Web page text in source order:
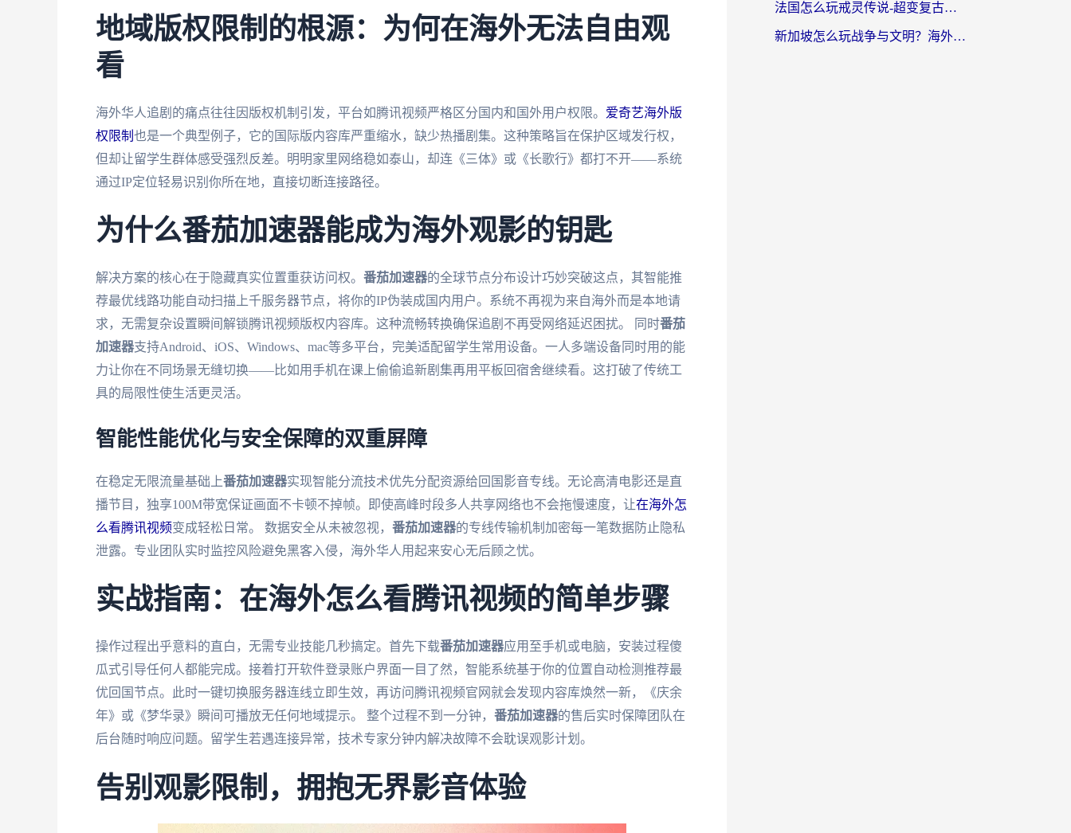
地域版权限制的根源：为何在海外无法自由观
看
海外华人追剧的痛点往往因版权机制引发，平台如腾讯视频严格区分国内和国外用户权限。 爱奇艺海外版
权限制 也是一个典型例子，它的国际版内容库严重缩水，缺少热播剧集。这种策略旨在保护区域发行权，
但却让留学生群体感受强烈反差。明明家里网络稳如泰山，却连《三体》或《长歌行》都打不开——系统
通过IP定位轻易识别你所在地，直接切断连接路径。
为什么番茄加速器能成为海外观影的钥匙
解决方案的核心在于隐藏真实位置重获访问权。 番茄加速器的全球节点分布设计巧妙突破这点，其智能推
荐最优线路功能自动扫描上千服务器节点，将你的IP伪装成国内用户。系统不再视为来自海外而是本地请
求，无需复杂设置瞬间解锁腾讯视频版权内容库。这种流畅转换确保追剧不再受网络延迟困扰。 同时番茄
加速器支持Android、iOS、Windows、mac等多平台，完美适配留学生常用设备。一人多端设备同时用的能
力让你在不同场景无缝切换——比如用手机在课上偷偷追新剧集再用平板回宿舍继续看。这打破了传统工
具的局限性使生活更灵活。
智能性能优化与安全保障的双重屏障
在稳定无限流量基础上番茄加速器实现智能分流技术优先分配资源给回国影音专线。无论高清电影还是直
播节目，独享100M带宽保证画面不卡顿不掉帧。即使高峰时段多人共享网络也不会拖慢速度，让在海外怎
么看腾讯视频变成轻松日常。 数据安全从未被忽视， 番茄加速器的专线传输机制加密每一笔数据防止隐私
泄露。专业团队实时监控风险避免黑客入侵，海外华人用起来安心无后顾之忧。
实战指南：在海外怎么看腾讯视频的简单步骤
操作过程出乎意料的直白，无需专业技能几秒搞定。首先下载番茄加速器应用至手机或电脑，安装过程傻
瓜式引导任何人都能完成。接着打开软件登录账户界面一目了然，智能系统基于你的位置自动检测推荐最
优回国节点。此时一键切换服务器连线立即生效，再访问腾讯视频官网就会发现内容库焕然一新，《庆余
年》或《梦华录》瞬间可播放无任何地域提示。 整个过程不到一分钟， 番茄加速器的售后实时保障团队在
后台随时响应问题。留学生若遇连接异常，技术专家分钟内解决故障不会耽误观影计划。
告别观影限制，拥抱无界影音体验
法国怎么玩戒灵传说-超变复古传奇？海外玩家国服游戏加速终极指南
新加坡怎么玩战争与文明？海外党国服游戏加速器终极避坑指南